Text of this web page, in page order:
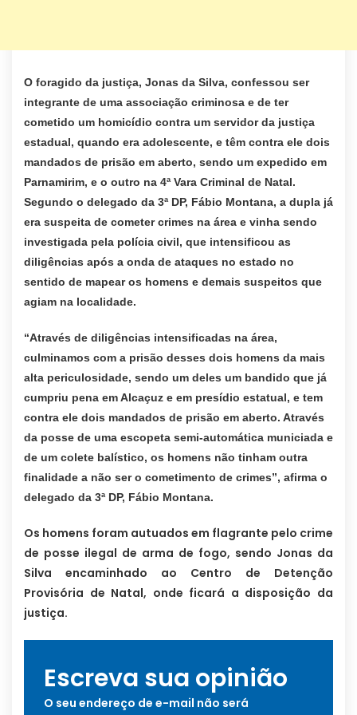
O foragido da justiça, Jonas da Silva, confessou ser
integrante de uma associação criminosa e de ter
cometido um homicídio contra um servidor da justiça
estadual, quando era adolescente, e têm contra ele dois
mandados de prisão em aberto, sendo um expedido em
Parnamirim, e o outro na 4ª Vara Criminal de Natal.
Segundo o delegado da 3ª DP, Fábio Montana, a dupla já
era suspeita de cometer crimes na área e vinha sendo
investigada pela polícia civil, que intensificou as
diligências após a onda de ataques no estado no
sentido de mapear os homens e demais suspeitos que
agiam na localidade.
“Através de diligências intensificadas na área,
culminamos com a prisão desses dois homens da mais
alta periculosidade, sendo um deles um bandido que já
cumpriu pena em Alcaçuz e em presídio estatual, e tem
contra ele dois mandados de prisão em aberto. Através
da posse de uma escopeta semi-automática municiada e
de um colete balístico, os homens não tinham outra
finalidade a não ser o cometimento de crimes”, afirma o
delegado da 3ª DP, Fábio Montana.
Os homens foram autuados em flagrante pelo crime
de posse ilegal de arma de fogo, sendo Jonas da
Silva encaminhado ao Centro de Detenção
Provisória de Natal, onde ficará a disposição da
justiça.
Escreva sua opinião
O seu endereço de e-mail não será